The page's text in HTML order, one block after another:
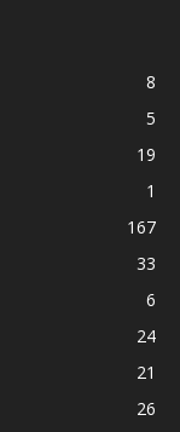
8
5
19
1
167
33
6
24
21
26